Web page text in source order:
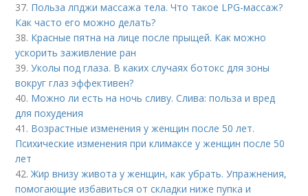
37. Польза лпджи массажа тела. Что такое LPG-массаж?
Как часто его можно делать?
38. Красные пятна на лице после прыщей. Как можно
ускорить заживление ран
39.Уколы под глаза. В каких случаях ботокс для зоны
вокруг глаз эффективен?
40. Можно ли есть на ночь сливу. Слива: польза и вред
для похудения
41. Возрастные изменения у женщин после 50 лет.
Психические изменения при климаксе у женщин после 50
лет
42.Жир внизу живота у женщин, как убрать. Упражнения,
помогающие избавиться от складки ниже пупка и